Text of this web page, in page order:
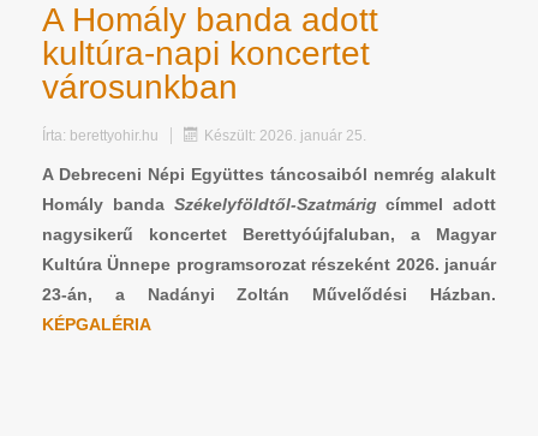
A Homály banda adott
kultúra-napi koncertet
városunkban
Írta: berettyohir.hu Készült: 2026. január 25.
A Debreceni Népi Együttes táncosaiból nemrég alakult
Homály banda Székelyföldtől-Szatmárigcímmel adott
nagysikerű koncertet Berettyóújfaluban, a Magyar
Kultúra Ünnepe programsorozat részeként 2026. január
23-án, a Nadányi Zoltán Művelődési Házban.
KÉPGALÉRIA